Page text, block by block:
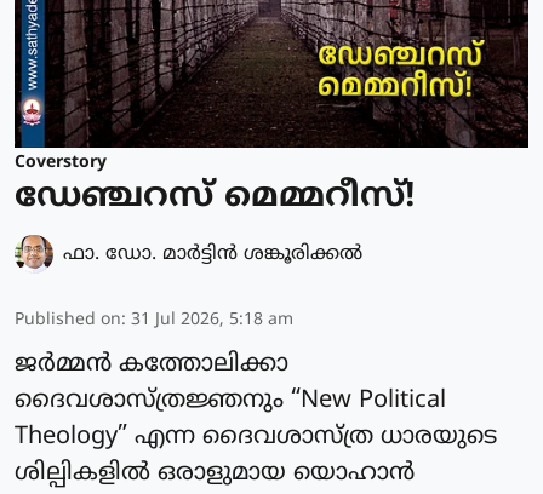
Coverstory
ഡേഞ്ചറസ് മെമ്മറീസ്!
ഫാ. ഡോ. മാര്‍ട്ടിന്‍ ശങ്കൂരിക്കല്‍
Published on: 31 Jul 2026, 5:18 am
ജർമ്മൻ കത്തോലിക്കാ
ദൈവശാസ്ത്രജ്ഞനും “New Political
Theology” എന്ന ദൈവശാസ്ത്ര ധാരയുടെ
ശില്പികളിൽ ഒരാളുമായ യൊഹാൻ